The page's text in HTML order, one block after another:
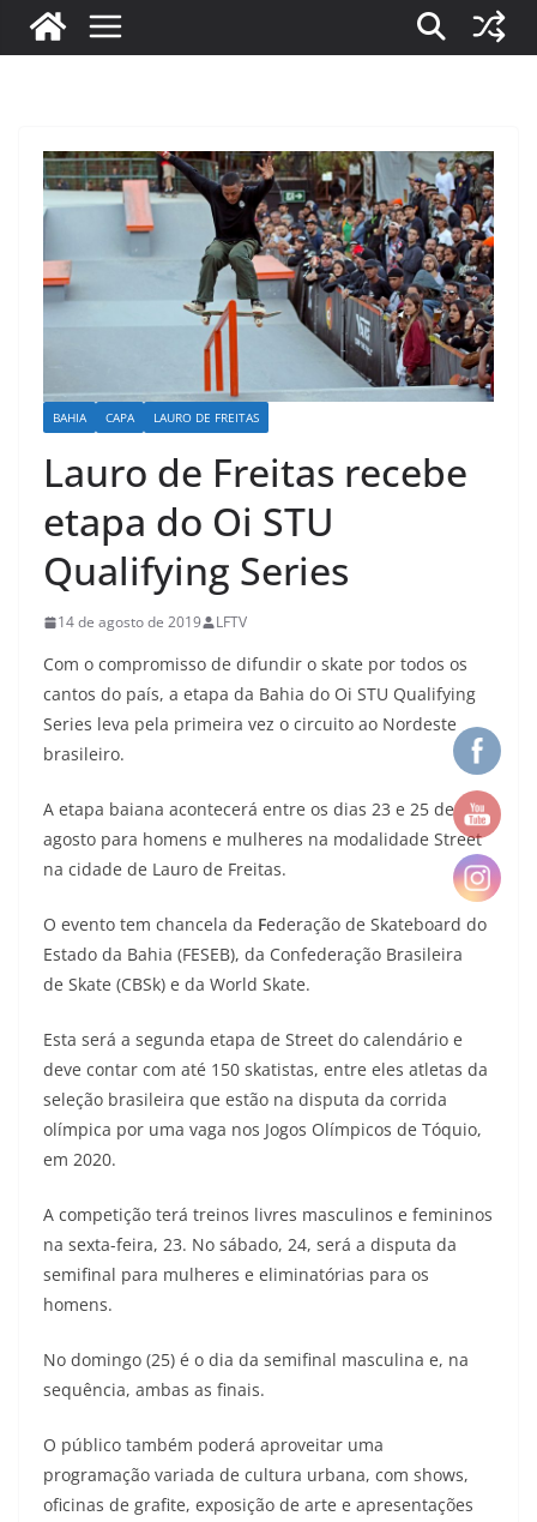
BAHIA CAPA LAURO DE FREITAS
Lauro de Freitas recebe
etapa do Oi STU
Qualifying Series
14 de agosto de 2019 LFTV
Com o compromisso de difundir o skate por todos os
cantos do país, a etapa da Bahia do Oi STU Qualifying
Series leva pela primeira vez o circuito ao Nordeste
brasileiro.
A etapa baiana acontecerá entre os dias 23 e 25 de
agosto para homens e mulheres na modalidade Street
na cidade de Lauro de Freitas.
O evento tem chancela da Federação de Skateboard do
Estado da Bahia (FESEB), da Confederação Brasileira
de Skate (CBSk) e da World Skate.
Esta será a segunda etapa de Street do calendário e
deve contar com até 150 skatistas, entre eles atletas da
seleção brasileira que estão na disputa da corrida
olímpica por uma vaga nos Jogos Olímpicos de Tóquio,
em 2020.
A competição terá treinos livres masculinos e femininos
na sexta-feira, 23. No sábado, 24, será a disputa da
semifinal para mulheres e eliminatórias para os
homens.
No domingo (25) é o dia da semifinal masculina e, na
sequência, ambas as finais.
O público também poderá aproveitar uma
programação variada de cultura urbana, com shows,
oficinas de grafite, exposição de arte e apresentações